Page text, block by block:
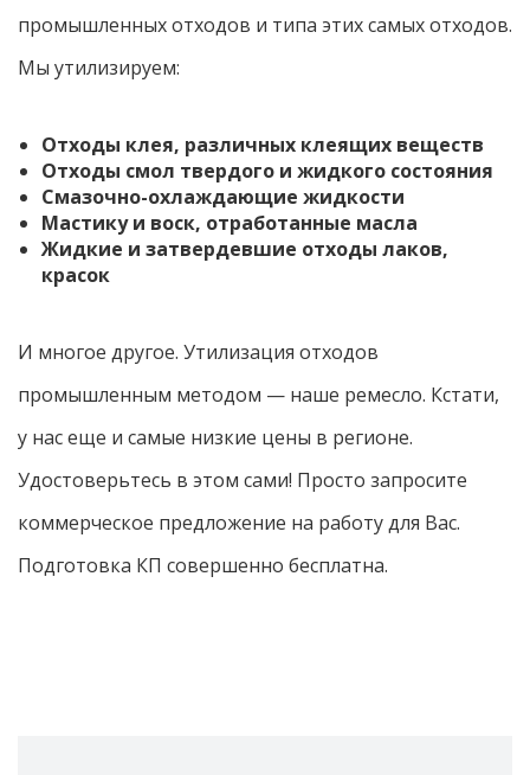
промышленных отходов и типа этих самых отходов.
Мы утилизируем:
Отходы клея, различных клеящих веществ
Отходы смол твердого и жидкого состояния
Смазочно-охлаждающие жидкости
Мастику и воск, отработанные масла
Жидкие и затвердевшие отходы лаков,
красок
И многое другое. Утилизация отходов
промышленным методом — наше ремесло. Кстати,
у нас еще и самые низкие цены в регионе.
Удостоверьтесь в этом сами! Просто запросите
коммерческое предложение на работу для Вас.
Подготовка КП совершенно бесплатна.